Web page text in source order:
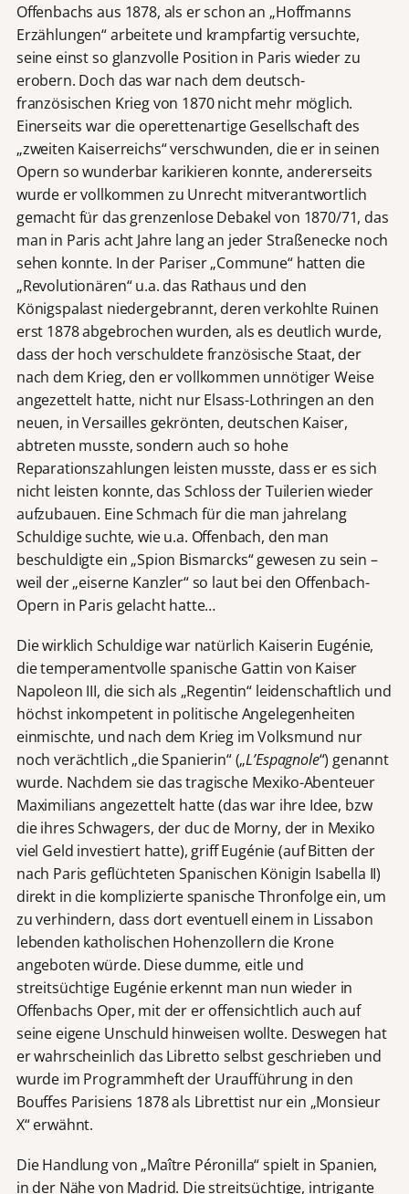
Offenbachs aus 1878, als er schon an „Hoffmanns
Erzählungen“ arbeitete und krampfartig versuchte,
seine einst so glanzvolle Position in Paris wieder zu
erobern. Doch das war nach dem deutsch-
französischen Krieg von 1870 nicht mehr möglich.
Einerseits war die operettenartige Gesellschaft des
„zweiten Kaiserreichs“ verschwunden, die er in seinen
Opern so wunderbar karikieren konnte, andererseits
wurde er vollkommen zu Unrecht mitverantwortlich
gemacht für das grenzenlose Debakel von 1870/71, das
man in Paris acht Jahre lang an jeder Straßenecke noch
sehen konnte. In der Pariser „Commune“ hatten die
„Revolutionären“ u.a. das Rathaus und den
Königspalast niedergebrannt, deren verkohlte Ruinen
erst 1878 abgebrochen wurden, als es deutlich wurde,
dass der hoch verschuldete französische Staat, der
nach dem Krieg, den er vollkommen unnötiger Weise
angezettelt hatte, nicht nur Elsass-Lothringen an den
neuen, in Versailles gekrönten, deutschen Kaiser,
abtreten musste, sondern auch so hohe
Reparationszahlungen leisten musste, dass er es sich
nicht leisten konnte, das Schloss der Tuilerien wieder
aufzubauen. Eine Schmach für die man jahrelang
Schuldige suchte, wie u.a. Offenbach, den man
beschuldigte ein „Spion Bismarcks“ gewesen zu sein –
weil der „eiserne Kanzler“ so laut bei den Offenbach-
Opern in Paris gelacht hatte…
Die wirklich Schuldige war natürlich Kaiserin Eugénie,
die temperamentvolle spanische Gattin von Kaiser
Napoleon III, die sich als „Regentin“ leidenschaftlich und
höchst inkompetent in politische Angelegenheiten
einmischte, und nach dem Krieg im Volksmund nur
noch verächtlich „die Spanierin“ („L’Espagnole“) genannt
wurde. Nachdem sie das tragische Mexiko-Abenteuer
Maximilians angezettelt hatte (das war ihre Idee, bzw
die ihres Schwagers, der duc de Morny, der in Mexiko
viel Geld investiert hatte), griff Eugénie (auf Bitten der
nach Paris geflüchteten Spanischen Königin Isabella II)
direkt in die komplizierte spanische Thronfolge ein, um
zu verhindern, dass dort eventuell einem in Lissabon
lebenden katholischen Hohenzollern die Krone
angeboten würde. Diese dumme, eitle und
streitsüchtige Eugénie erkennt man nun wieder in
Offenbachs Oper, mit der er offensichtlich auch auf
seine eigene Unschuld hinweisen wollte. Deswegen hat
er wahrscheinlich das Libretto selbst geschrieben und
wurde im Programmheft der Uraufführung in den
Bouffes Parisiens 1878 als Librettist nur ein „Monsieur
X“ erwähnt.
Die Handlung von „Maître Péronilla“ spielt in Spanien,
in der Nähe von Madrid. Die streitsüchtige, intrigante